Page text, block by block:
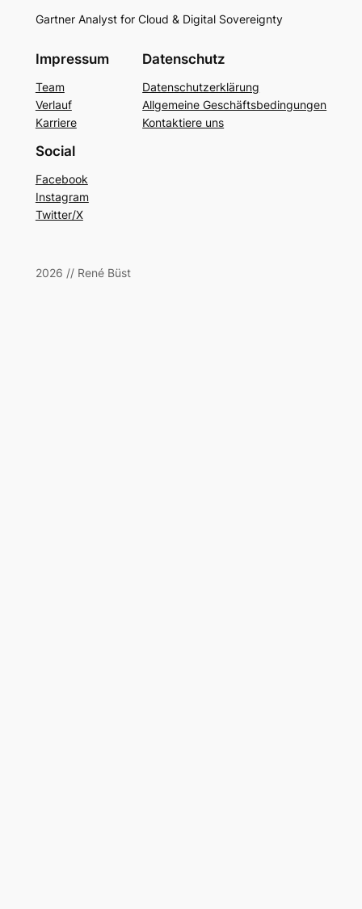
Gartner Analyst for Cloud & Digital Sovereignty
Impressum
Team
Verlauf
Karriere
Datenschutz
Datenschutzerklärung
Allgemeine Geschäftsbedingungen
Kontaktiere uns
Social
Facebook
Instagram
Twitter/X
2026 // René Büst